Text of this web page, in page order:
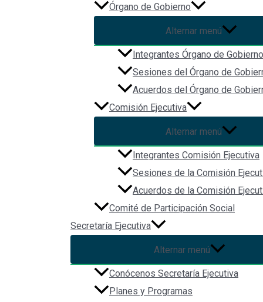
Órgano de Gobierno
Alternar menú
Integrantes Órgano de Gobierno
Sesiones del Órgano de
Acuerdos del Órgano de
Comisión Ejecutiva
Alternar menú
Integrantes Comisión Ejecutiva
Sesiones de la Comisión
Acuerdos de la Comisión
Comité de Participación Social
Secretaría Ejecutiva
Alternar menú
Conócenos Secretaría Ejecutiva
Planes y Programas
Redes Sociales